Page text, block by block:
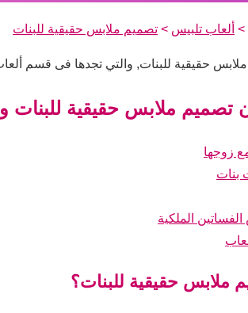
> ألعاب تلبيس > تصميم ملابس حقيقية للبنات
حقيقية للبنات, والتي تجدها فى قسم
تصميم ملابس حقيقية للبنات
زوجها
بنات
الفساتين الملكية
ملابس حقيقية للبنات؟